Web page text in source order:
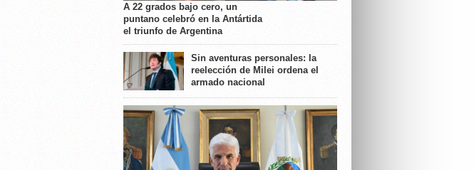
A 22 grados bajo cero, un
puntano celebró en la Antártida
el triunfo de Argentina
Sin aventuras personales: la
reelección de Milei ordena el
armado nacional